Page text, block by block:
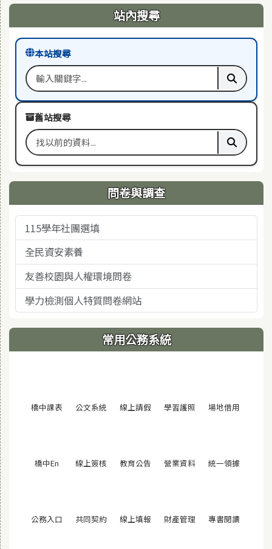
右邊區域內容 站內搜尋
本站搜尋
搜尋關鍵字 執行本
舊站搜尋
搜尋舊站關鍵字 執行舊
問卷與調查
115學年社團選填
全民資安素養
友善校園與人權環境問卷
學力檢測個人特質問卷網站
常用公務系統
橋中課表 (另開視窗)
公文系統 (另開視窗)
線上請假 (另開視窗)
學習護照 (另開視窗)
場地借用
橋中En (另開視窗)
線上簽核 (另開視窗)
教育公告 (另開視窗)
營業資料(另開視窗)
統一領據
公務入口 (另開視窗)
共同契約(另開視窗)
線上填報 (另開視窗)
財產管理 (另開視窗)
專書閱讀